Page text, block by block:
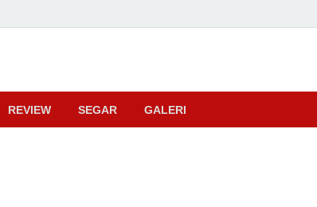
REVIEW SEGAR GALERI